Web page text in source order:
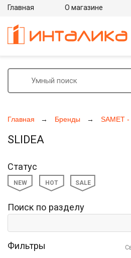
Главная Бренды SAMET
SLIDEA
Статус
NEW HOT SALE
Поиск по разделу
Фильтры
Главная О магазине